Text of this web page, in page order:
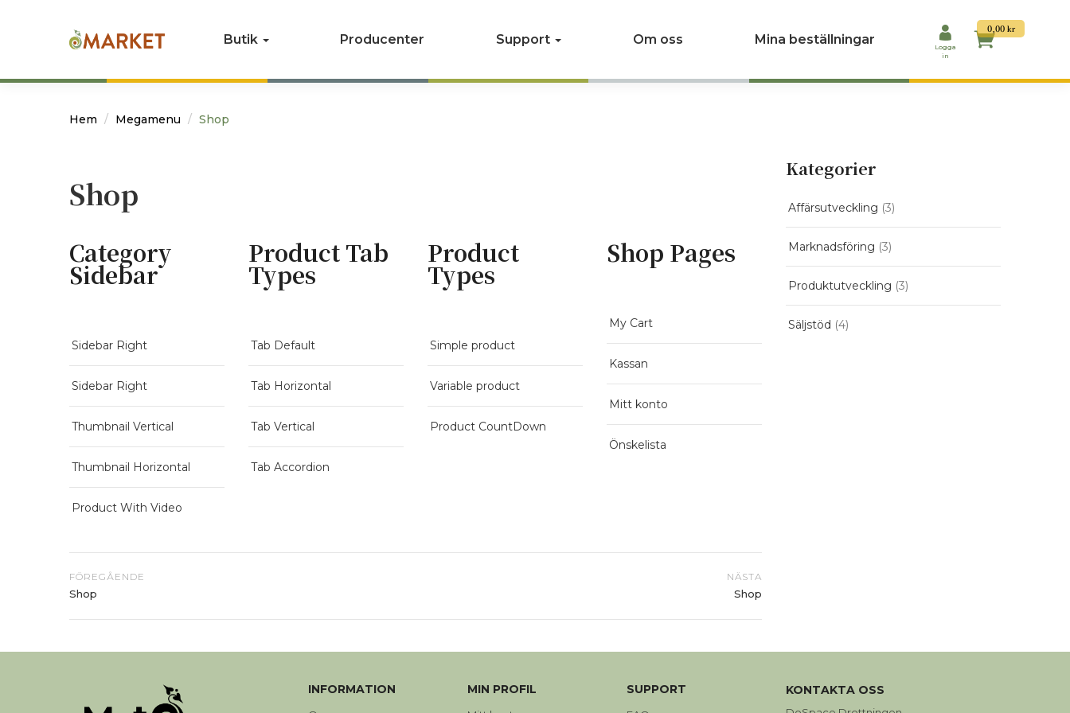
Butik Producenter Support Om oss Mina beställningar
Logga
in
0,00 kr
Hem Megamenu Shop
Shop
Category
Sidebar
Sidebar Right
Sidebar Right
Thumbnail Vertical
Thumbnail Horizontal
Product With Video
Product Tab
Types
Tab Default
Tab Horizontal
Tab Vertical
Tab Accordion
Product
Types
Simple product
Variable product
Product CountDown
Shop Pages
My Cart
Kassan
Mitt konto
Önskelista
FÖREGÅENDE
Shop
NÄSTA
Shop
Kategorier
Affärsutveckling (3)
Marknadsföring (3)
Produktutveckling (3)
Säljstöd (4)
INFORMATION MIN PROFIL SUPPORT KONTAKTA OSS